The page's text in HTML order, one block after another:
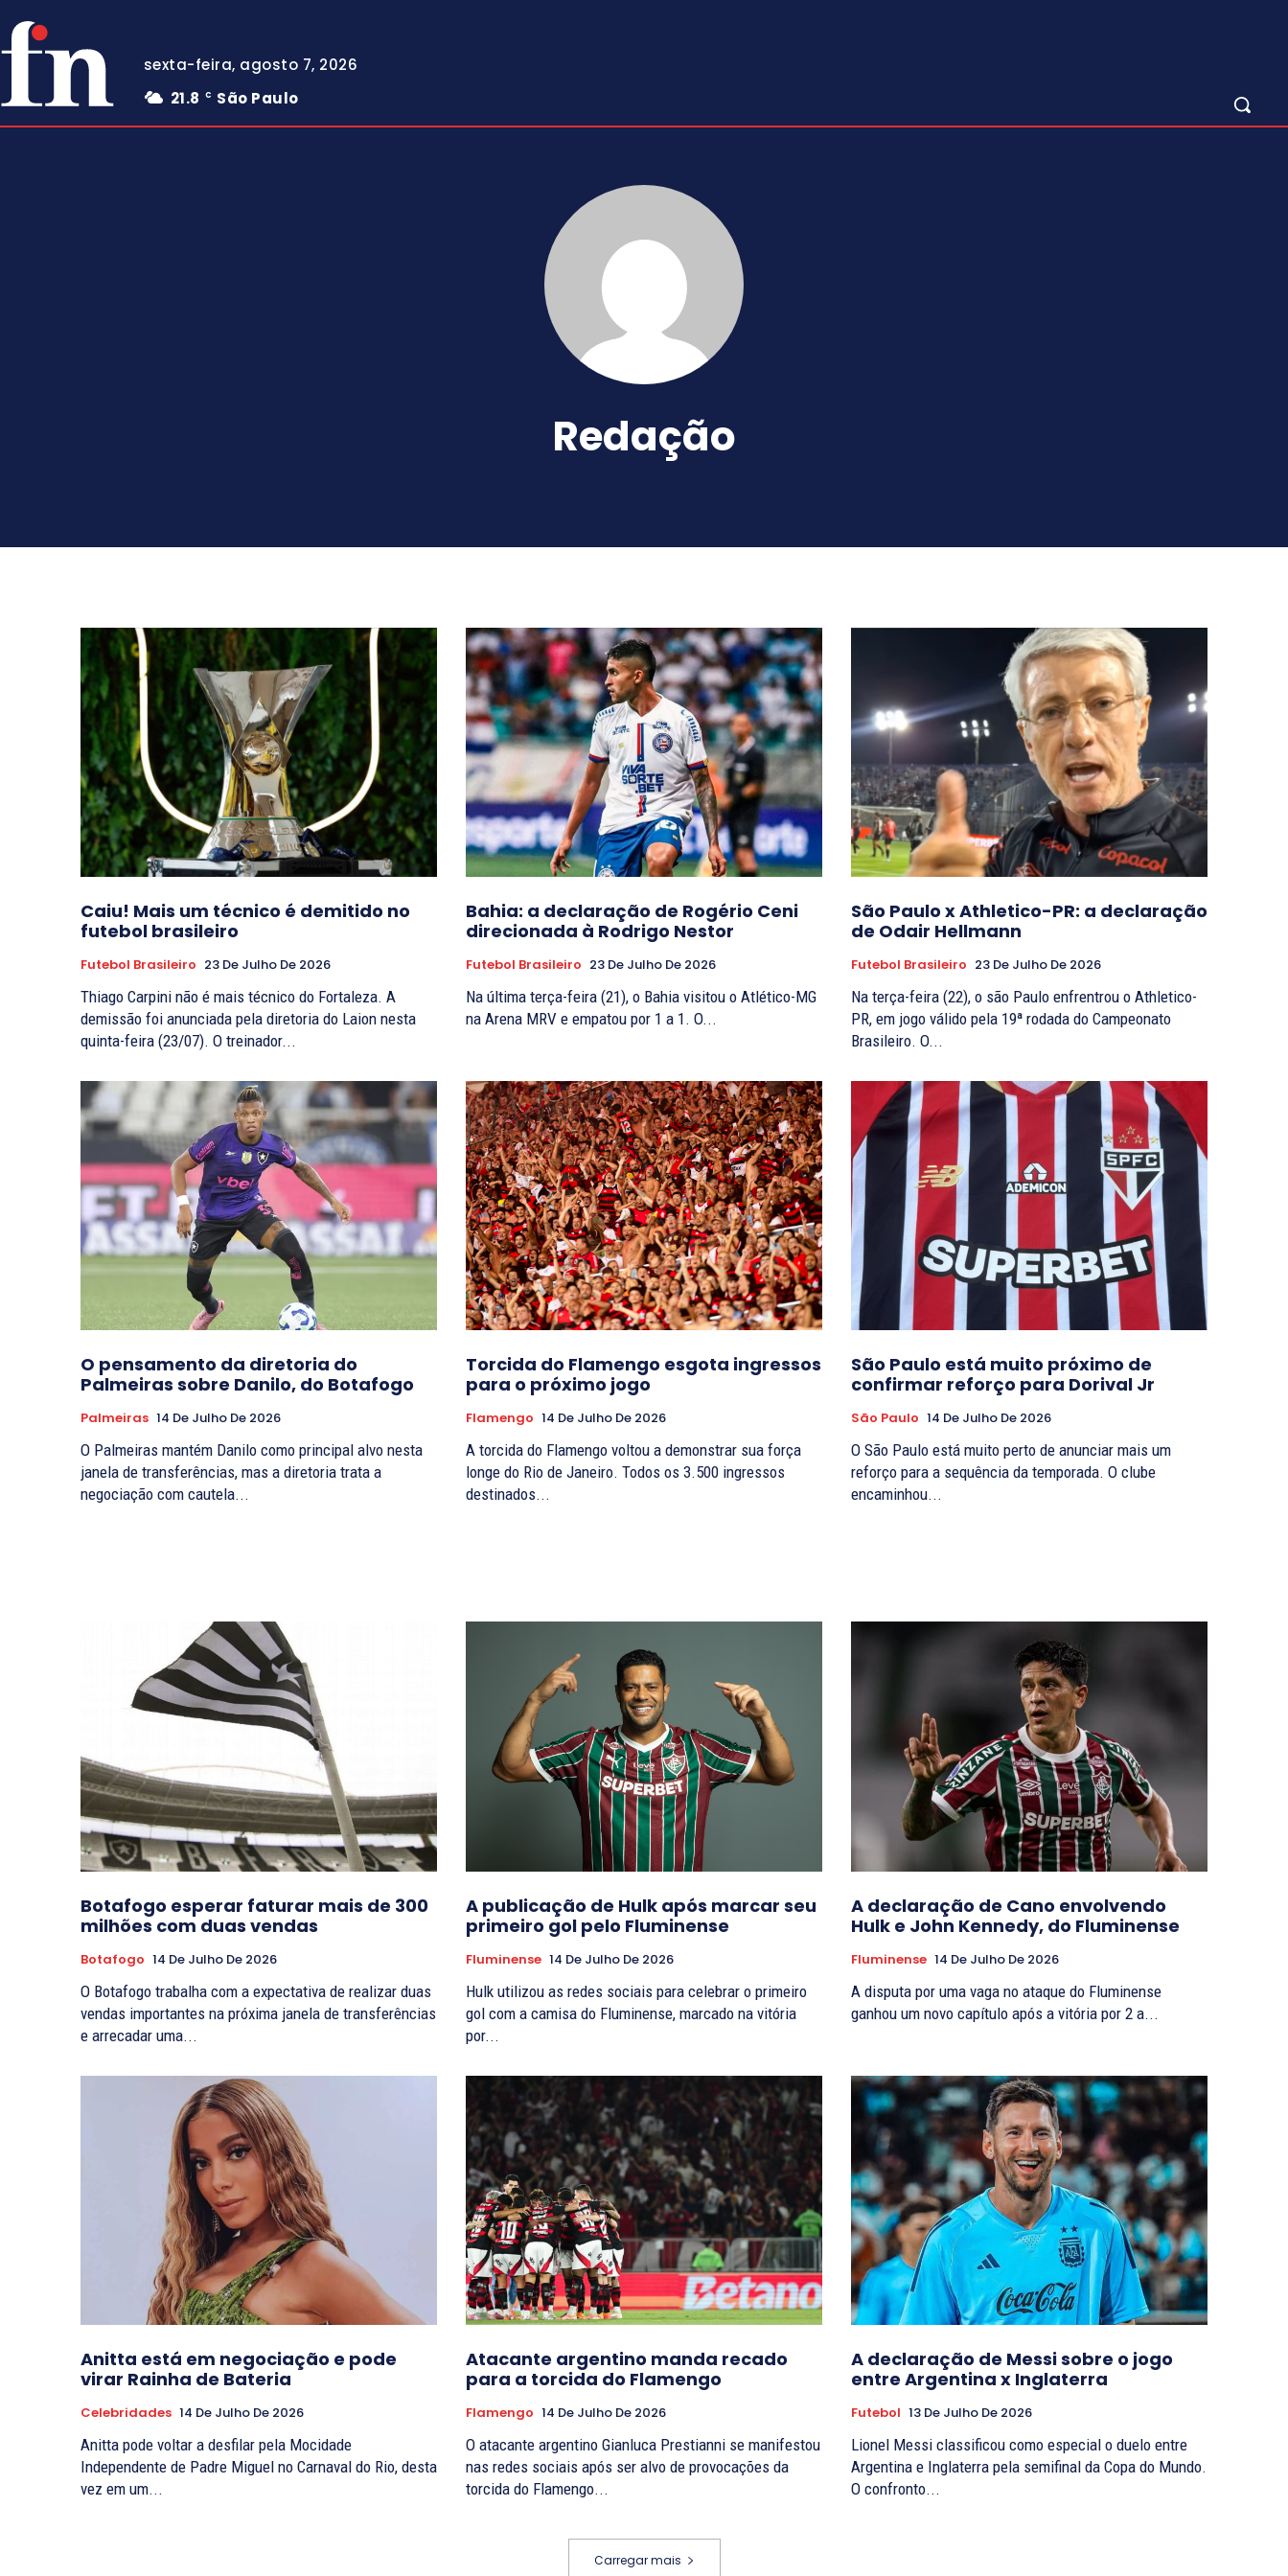
sexta-feira, agosto 7, 2026
21.8
C São Paulo
Redação
Caiu! Mais um técnico é demitido no
futebol brasileiro
Futebol Brasileiro 23 De Julho De 2026
Thiago Carpini não é mais técnico do Fortaleza. A
demissão foi anunciada pela diretoria do Laion nesta
quinta-feira (23/07). O treinador...
Bahia: a declaração de Rogério Ceni
direcionada à Rodrigo Nestor
Futebol Brasileiro 23 De Julho De 2026
Na última terça-feira (21), o Bahia visitou o Atlético-MG
na Arena MRV e empatou por 1 a 1. O...
São Paulo x Athletico-PR: a declaração
de Odair Hellmann
Futebol Brasileiro 23 De Julho De 2026
Na terça-feira (22), o são Paulo enfrentrou o Athletico-
PR, em jogo válido pela 19ª rodada do Campeonato
Brasileiro. O...
O pensamento da diretoria do
Palmeiras sobre Danilo, do Botafogo
Palmeiras 14 De Julho De 2026
O Palmeiras mantém Danilo como principal alvo nesta
janela de transferências, mas a diretoria trata a
negociação com cautela...
Torcida do Flamengo esgota ingressos
para o próximo jogo
Flamengo 14 De Julho De 2026
A torcida do Flamengo voltou a demonstrar sua força
longe do Rio de Janeiro. Todos os 3.500 ingressos
destinados...
São Paulo está muito próximo de
confirmar reforço para Dorival Jr
São Paulo 14 De Julho De 2026
O São Paulo está muito perto de anunciar mais um
reforço para a sequência da temporada. O clube
encaminhou...
Botafogo esperar faturar mais de 300
milhões com duas vendas
Botafogo 14 De Julho De 2026
O Botafogo trabalha com a expectativa de realizar duas
vendas importantes na próxima janela de transferências
e arrecadar uma...
A publicação de Hulk após marcar seu
primeiro gol pelo Fluminense
Fluminense 14 De Julho De 2026
Hulk utilizou as redes sociais para celebrar o primeiro
gol com a camisa do Fluminense, marcado na vitória
por...
A declaração de Cano envolvendo
Hulk e John Kennedy, do Fluminense
Fluminense 14 De Julho De 2026
A disputa por uma vaga no ataque do Fluminense
ganhou um novo capítulo após a vitória por 2 a...
Anitta está em negociação e pode
virar Rainha de Bateria
Celebridades 14 De Julho De 2026
Anitta pode voltar a desfilar pela Mocidade
Independente de Padre Miguel no Carnaval do Rio, desta
vez em um...
Atacante argentino manda recado
para a torcida do Flamengo
Flamengo 14 De Julho De 2026
O atacante argentino Gianluca Prestianni se manifestou
nas redes sociais após ser alvo de provocações da
torcida do Flamengo...
A declaração de Messi sobre o jogo
entre Argentina x Inglaterra
Futebol 13 De Julho De 2026
Lionel Messi classificou como especial o duelo entre
Argentina e Inglaterra pela semifinal da Copa do Mundo.
O confronto...
Carregar mais